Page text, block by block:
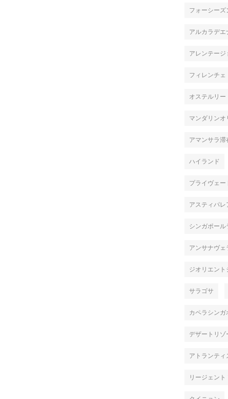
フォーシー
アルカラデエ
アレンテージ
フィレンチェ
オステルリー
マンダリン
アマンサラ滞
ハイランド
プライヴェー
アスティパレ
シンガポー
アンサナヴ
ジオリエン
サラゴサ
カペラシン
デザートリゾ
アトランテ
リージェン